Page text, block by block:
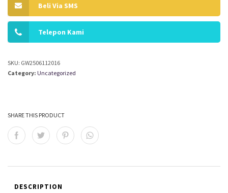
Beli Via SMS
Telepon Kami
SKU: GW2506112016
Category: Uncategorized
SHARE THIS PRODUCT
DESCRIPTION